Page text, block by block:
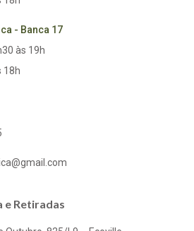
- Banca 17
às 19h
18h
e Retiradas